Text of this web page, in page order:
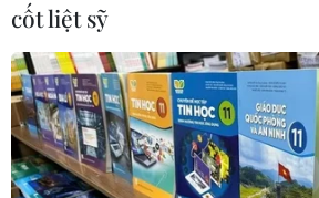
Đông Nam Á 2026
U19 Việt Nam đang nắm lợi thế
hiệu số bàn thắng bại nên sẽ
giành quyền vào bán kết giải U19
Đông Nam Á 2026 nếu không để
thua U19 Indonesia ở lượt cuối
bảng A.
cốt liệt sỹ